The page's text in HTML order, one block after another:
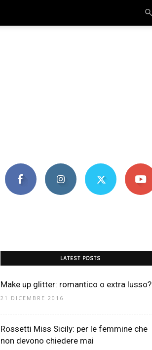
LATEST POSTS
Make up glitter: romantico o extra lusso?
21 DICEMBRE 2016
Rossetti Miss Sicily: per le femmine che
non devono chiedere mai